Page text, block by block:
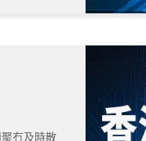
冇及時散